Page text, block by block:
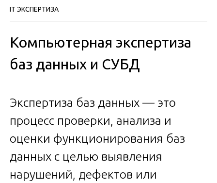
IT ЭКСПЕРТИЗА
Компьютерная экспертиза
баз данных и СУБД
Экспертиза баз данных — это
процесс проверки, анализа и
оценки функционирования баз
данных с целью выявления
нарушений, дефектов или